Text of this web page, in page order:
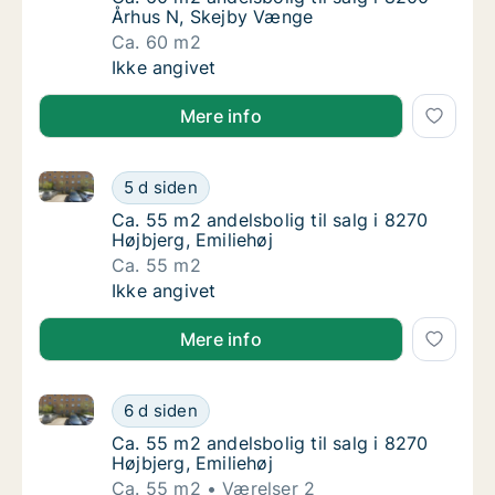
Århus N, Skejby Vænge
Ca. 60 m2
Ca. 60 m2 andelsbolig til salg i 8200 Århus
Ikke angivet
Mere info
Ca. 55 m2 andelsbolig til salg i 8270
5 d siden
Ca. 55 m2 andelsbolig til salg i 8270 Højbjerg,
Ca. 55 m2 andelsbolig til salg i 8270
Ca. 55 m2 andelsbolig til salg i 8270
Højbjerg, Emiliehøj
Ca. 55 m2
Ca. 55 m2 andelsbolig til salg i 8270
Ikke angivet
Mere info
Ca. 55 m2 andelsbolig til salg i 8270
6 d siden
Ca. 55 m2 andelsbolig til salg i 8270 Højbjerg,
Ca. 55 m2 andelsbolig til salg i 8270
Ca. 55 m2 andelsbolig til salg i 8270
Højbjerg, Emiliehøj
Ca. 55 m2
Værelser 2